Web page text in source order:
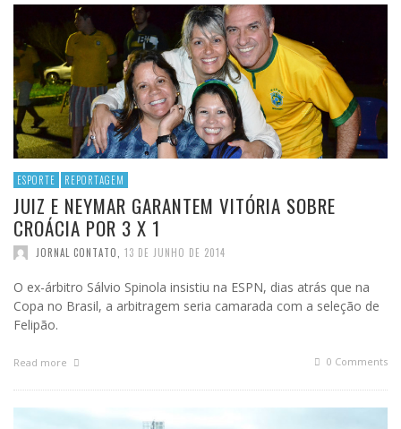
ESPORTE REPORTAGEM
JUIZ E NEYMAR GARANTEM VITÓRIA SOBRE
CROÁCIA POR 3 X 1
JORNAL CONTATO 13 DE JUNHO DE 2014
O ex-árbitro Sálvio Spinola insistiu na ESPN, dias atrás que na
Copa no Brasil, a arbitragem seria camarada com a seleção de
Felipão.
Read more 0 Comments